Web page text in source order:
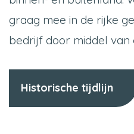
graag mee in de rijke
bedrijf door middel van
Historische tijdlijn